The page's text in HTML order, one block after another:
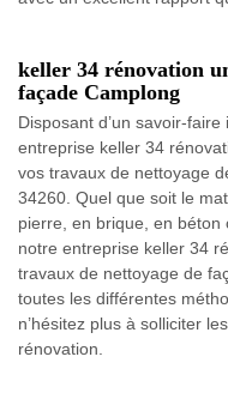
keller 34 rénovation
façade Camplong
Disposant d’un savoir-
entreprise keller 34
vos travaux de nettoyage
34260. Quel que soit le
pierre, en brique, en
notre entreprise keller 34
travaux de nettoyage de
toutes les différentes
n’hésitez plus à solliciter
rénovation.